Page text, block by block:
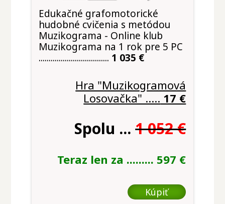
Edukačné grafomotorické
hudobné cvičenia s metódou
Muzikograma - Online klub
Muzikograma na 1 rok pre 5 PC
................................... 1 035 €
Hra "Muzikogramová
Losovačka" ..... 17 €
Spolu ... 1 052 €
Teraz len za ......... 597 €
Kúpiť